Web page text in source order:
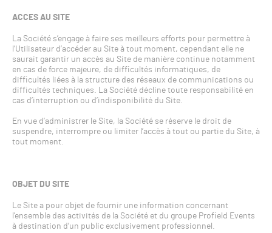
ACCES AU SITE
La Société s’engage à faire ses meilleurs efforts pour permettre à
l’Utilisateur d’accéder au Site à tout moment, cependant elle ne
saurait garantir un accès au Site de manière continue notamment
en cas de force majeure, de difficultés informatiques, de
difficultés liées à la structure des réseaux de communications ou
difficultés techniques. La Société décline toute responsabilité en
cas d’interruption ou d’indisponibilité du Site.
En vue d’administrer le Site, la Société se réserve le droit de
suspendre, interrompre ou limiter l’accès à tout ou partie du Site, à
tout moment.
OBJET DU SITE
Le Site a pour objet de fournir une information concernant
l’ensemble des activités de la Société et du groupe Profield Events
à destination d’un public exclusivement professionnel.